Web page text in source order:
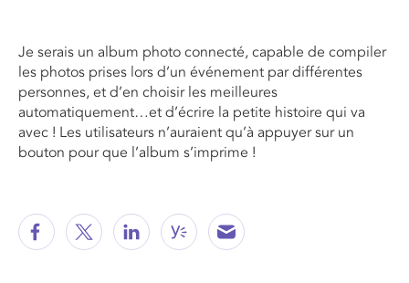
Je serais un album photo connecté, capable de compiler
les photos prises lors d’un événement par différentes
personnes, et d’en choisir les meilleures
automatiquement…et d’écrire la petite histoire qui va
avec ! Les utilisateurs n’auraient qu’à appuyer sur un
bouton pour que l’album s’imprime !